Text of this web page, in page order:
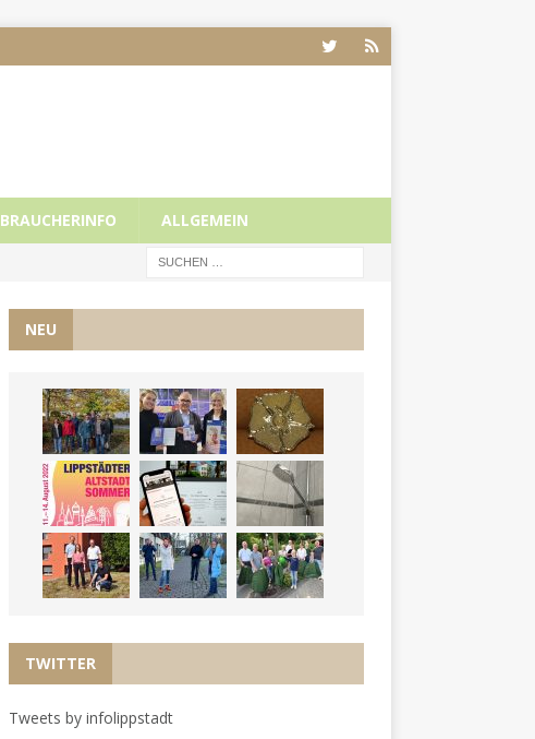
ALLGEMEIN
NEU
TWITTER
Tweets by infolippstadt